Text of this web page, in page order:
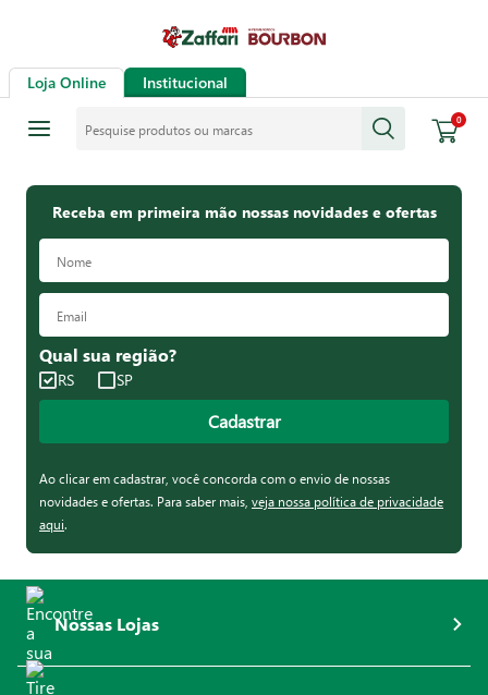
Loja Online Institucional
0
Receba em primeira mão nossas novidades e ofertas
Qual sua região?
RS SP
Cadastrar
Ao clicar em cadastrar, você concorda com o envio de nossas
novidades e ofertas. Para saber mais, veja nossa política de privacidade
aqui.
Nossas Lojas